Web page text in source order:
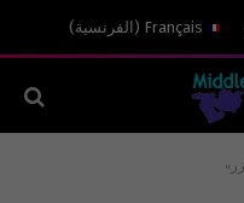
Français
( الفرنسية)